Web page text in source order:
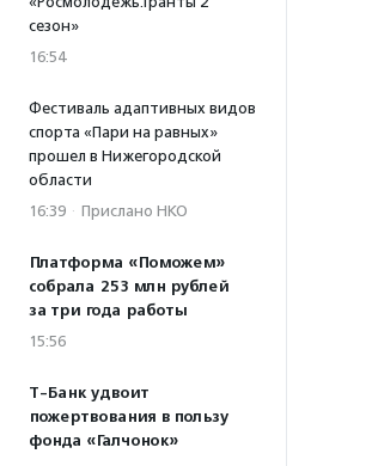
сезон»
16:54
Фестиваль адаптивных видов
спорта «Пари на равных»
прошел в Нижегородской
области
16:39 · Прислано НКО
Платформа «Поможем»
собрала 253 млн рублей
за три года работы
15:56
Т-Банк удвоит
пожертвования в пользу
фонда «Галчонок»